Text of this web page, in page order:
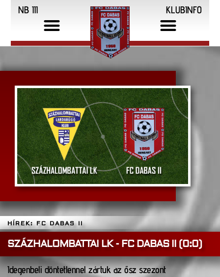
NB III KLUBINFO
HÍREK: FC DABAS II
SZÁZHALOMBATTAI LK - FC DABAS II (0:0)
Idegenbeli döntetlennel zártuk az ősz szezont